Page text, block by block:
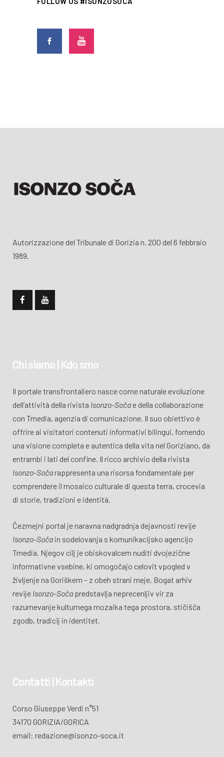
Autorizzazione del Tribunale di Gorizia n. 200 del 6 febbraio
1989.
Chi siamo | Kdo smo
Il portale transfrontaliero nasce come naturale evoluzione
dell’attività della rivista Isonzo-Sočae della collaborazione
con Tmedia, agenzia di comunicazione. Il suo obiettivo è
offrire ai visitatori contenuti informativi bilingui, fornendo
una visione completa e autentica della vita nel Goriziano, da
entrambi i lati del confine. Il ricco archivio della rivista
Isonzo-Sočarappresenta una risorsa fondamentale per
comprendere il mosaico culturale di questa terra, crocevia
di storie, tradizioni e identità.
Čezmejni portal je naravna nadgradnja dejavnosti revije
Isonzo-Soča in sodelovanja s komunikacijsko agencijo
Tmedia. Njegov cilj je obiskovalcem nuditi dvojezične
informativne vsebine, ki omogočajo celovit vpogled v
življenje na Goriškem – z obeh strani meje. Bogat arhiv
revije Isonzo-Soča predstavlja neprecenljiv vir za
razumevanje kulturnega mozaika tega prostora, stičišča
zgodb, tradicij in identitet.
Contatti | Kontakti
Corso Giuseppe Verdi n°51
34170 GORIZIA/GORICA
email: redazione@isonzo-soca.it